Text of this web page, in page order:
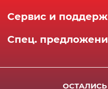
Сервисный центр
Сервис и
Доставка
Возрат и гарантия
Спец.